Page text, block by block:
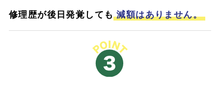
修理歴が後日発覚しても 減額はありません。